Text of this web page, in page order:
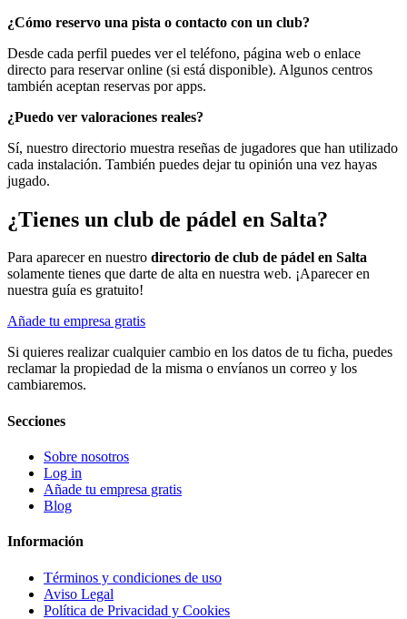
¿Cómo reservo una pista o contacto con un club?
Desde cada perfil puedes ver el teléfono, página web o enlace
directo para reservar online (si está disponible). Algunos centros
también aceptan reservas por apps.
¿Puedo ver valoraciones reales?
Sí, nuestro directorio muestra reseñas de jugadores que han utilizado
cada instalación. También puedes dejar tu opinión una vez hayas
jugado.
¿Tienes un club de pádel en Salta?
Para aparecer en nuestro directorio de club de pádel en Salta
solamente tienes que darte de alta en nuestra web. ¡Aparecer en
nuestra guía es gratuito!
Añade tu empresa gratis
Si quieres realizar cualquier cambio en los datos de tu ficha, puedes
reclamar la propiedad de la misma o envíanos un correo y los
cambiaremos.
Secciones
Sobre nosotros
Log in
Añade tu empresa gratis
Blog
Información
Términos y condiciones de uso
Aviso Legal
Política de Privacidad y Cookies